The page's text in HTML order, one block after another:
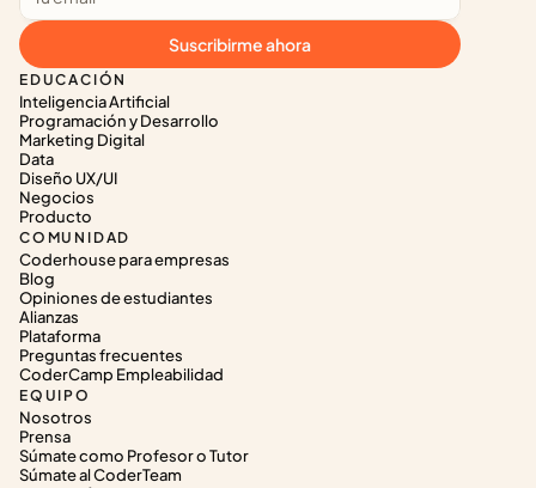
EDUCACIÓN
Inteligencia Artificial
Programación y Desarrollo
Marketing Digital
Data
Diseño UX/UI
Negocios
Producto
COMUNIDAD
Coderhouse para empresas
Blog
Opiniones de estudiantes
Alianzas
Plataforma
Preguntas frecuentes
CoderCamp Empleabilidad
EQUIPO
Nosotros
Prensa
Súmate como Profesor o Tutor
Súmate al CoderTeam
Suscribirme ahora